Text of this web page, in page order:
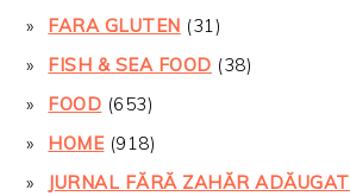
FARA GLUTEN (31)
FISH & SEA FOOD (38)
FOOD (653)
HOME(918)
JURNAL FĂRĂ ZAHĂR ADĂUGAT